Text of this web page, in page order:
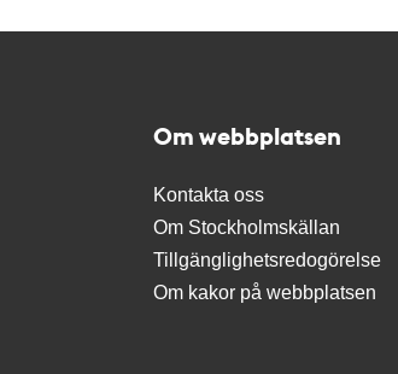
Om webbplatsen
Kontakta oss
Om Stockholmskällan
Tillgänglighetsredogörelse
Om kakor på webbplatsen